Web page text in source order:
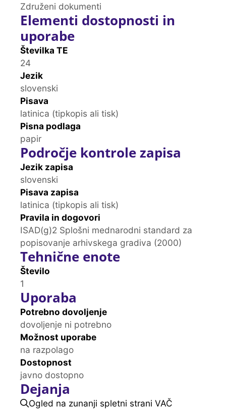
Združeni dokumenti
Elementi dostopnosti in
uporabe
Številka TE
24
Jezik
slovenski
Pisava
latinica (tipkopis ali tisk)
Pisna podlaga
papir
Področje kontrole zapisa
Jezik zapisa
slovenski
Pisava zapisa
latinica (tipkopis ali tisk)
Pravila in dogovori
ISAD(g)2 Splošni mednarodni standard za
popisovanje arhivskega gradiva (2000)
Tehnične enote
Število
1
Uporaba
Potrebno dovoljenje
dovoljenje ni potrebno
Možnost uporabe
na razpolago
Dostopnost
javno dostopno
Dejanja
Ogled na zunanji spletni strani VAČ